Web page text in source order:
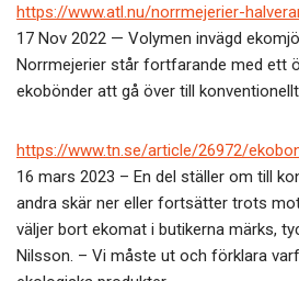
https://www.atl.nu/norrmejerier-
17 Nov 2022 — Volymen invägd
Norrmejerier står fortfarande med ett
ekobönder att gå över till
https://www.tn.se/article/26972/
16 mars 2023 – En del ställer om till
andra skär ner eller fortsätter trots
väljer bort ekomat i butikerna märks,
Nilsson. – Vi måste ut och förklara